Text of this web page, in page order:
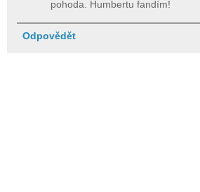
pohoda. Humbertu fandím!
Odpovědět